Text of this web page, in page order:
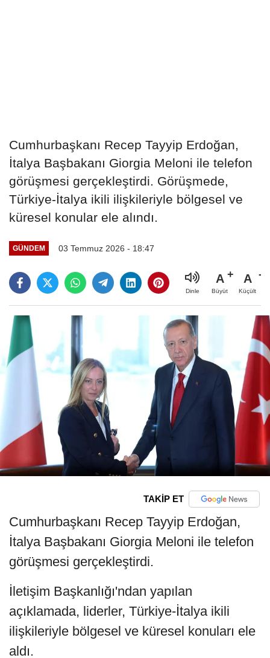
Cumhurbaşkanı Recep Tayyip Erdoğan,
İtalya Başbakanı Giorgia Meloni ile telefon
görüşmesi gerçekleştirdi. Görüşmede,
Türkiye-İtalya ikili ilişkileriyle bölgesel ve
küresel konular ele alındı.
GÜNDEM 03 Temmuz 2026 - 18:47
Dinle
A
Büyüt
A
Küçült
TAKİP ET
Cumhurbaşkanı Recep Tayyip Erdoğan,
İtalya Başbakanı Giorgia Meloni ile telefon
görüşmesi gerçekleştirdi.
İletişim Başkanlığı'ndan yapılan
açıklamada, liderler, Türkiye-İtalya ikili
ilişkileriyle bölgesel ve küresel konuları ele
aldı.